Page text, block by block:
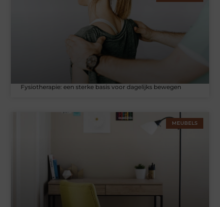
Fysiotherapie: een sterke basis voor dagelijks bewegen
MEUBELS